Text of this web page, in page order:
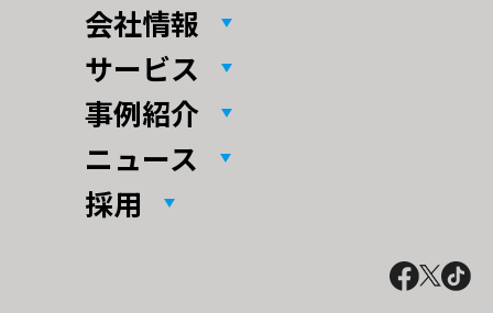
会社情報
サービス
事例紹介
ニュース
採用